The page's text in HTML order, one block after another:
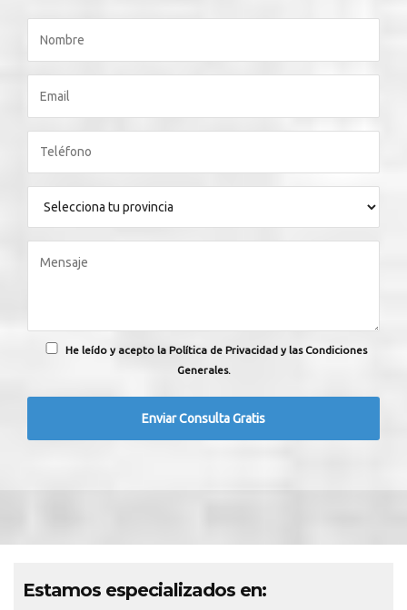
He leído y acepto la Política de Privacidad y las Condiciones
Generales.
Estamos especializados en: